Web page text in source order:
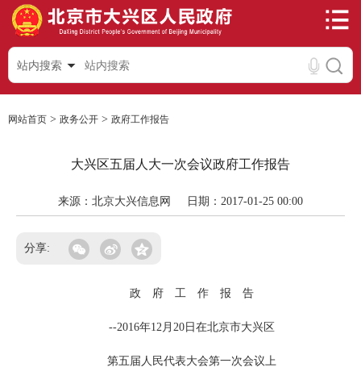
站内搜索
网站首页 > 政务公开 > 政府工作报告
大兴区五届人大一次会议政府工作报告
来源：北京大兴信息网 日期：2017-01-25 00:00
分享:
政 府 工 作 报 告
--2016年12月20日在北京市大兴区
第五届人民代表大会第一次会议上